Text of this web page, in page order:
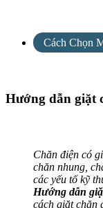
Cách Chọn
Hướng dẫn giặt
Chăn điện có
chăn nhung,
các yếu tố kỹ
Hướng dẫn
cách giặt chăn